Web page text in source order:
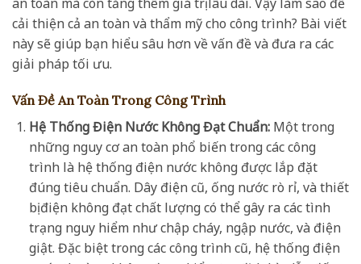
cải thiện cả an toàn và thẩm mỹ cho công trình? Bài viết
này sẽ giúp bạn hiểu sâu hơn về vấn đề và đưa ra các
giải pháp tối ưu.
Vấn Đề An Toàn Trong Công Trình
Hệ Thống Điện Nước Không Đạt Chuẩn:Một trong
những nguy cơ an toàn phổ biến trong các công
trình là hệ thống điện nước không được lắp đặt
đúng tiêu chuẩn. Dây điện cũ, ống nước rò rỉ, và thiết
bị điện không đạt chất lượng có thể gây ra các tình
trạng nguy hiểm như chập cháy, ngập nước, và điện
giật. Đặc biệt trong các công trình cũ, hệ thống điện